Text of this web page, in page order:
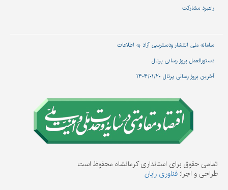
راهبرد مشارکت
سامانه ملی انتشار و‌دسترسی آزاد به اطلاعات
دستورالعمل بروز رسانی پرتال
آخرین بروز رسانی پرتال ۱۴۰۴/۰۱/۲۰
تمامی حقوق برای استانداری کرمانشاه محفوظ است.
طراحی و اجرا: فناوری رایان